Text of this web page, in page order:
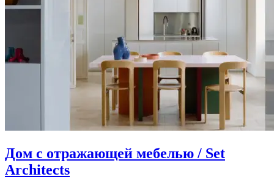
Дом с отражающей мебелью / Set
Architects